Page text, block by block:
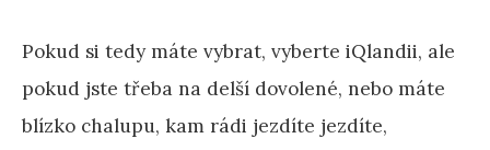
Pokud si tedy máte vybrat, vyberte iQlandii, ale
pokud jste třeba na delší dovolené, nebo máte
blízko chalupu, kam rádi jezdíte jezdíte,